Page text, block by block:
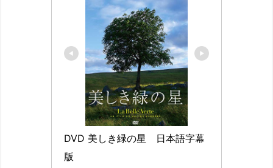
DVD 美しき緑の星　日本語字幕
版